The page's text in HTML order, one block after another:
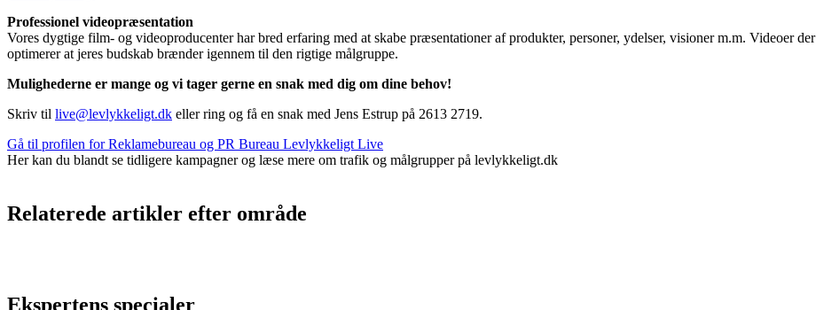
Professionel videopræsentation
Vores dygtige film- og videoproducenter har bred erfaring med at skabe præsentationer af produkter, personer, ydelser, visioner m.m. Videoer der
optimerer at jeres budskab brænder igennem til den rigtige målgruppe.
Mulighederne er mange og vi tager gerne en snak med dig om dine behov!
Skriv til live@levlykkeligt.dk eller ring og få en snak med Jens Estrup på 2613 2719.
Gå til profilen for Reklamebureau og PR Bureau Levlykkeligt Live
Her kan du blandt se tidligere kampagner og læse mere om trafik og målgrupper på levlykkeligt.dk
Relaterede artikler efter område
Ekspertens specialer